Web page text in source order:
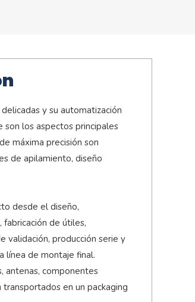
y su automatización
son los aspectos principales
máxima precisión son
de apilamiento, diseño
desde el diseño,
de útiles,
validación, producción serie y
línea de montaje final.
antenas, componentes
en un packaging